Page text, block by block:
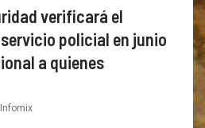
verificará el
policial en junio
a quienes
Infomix